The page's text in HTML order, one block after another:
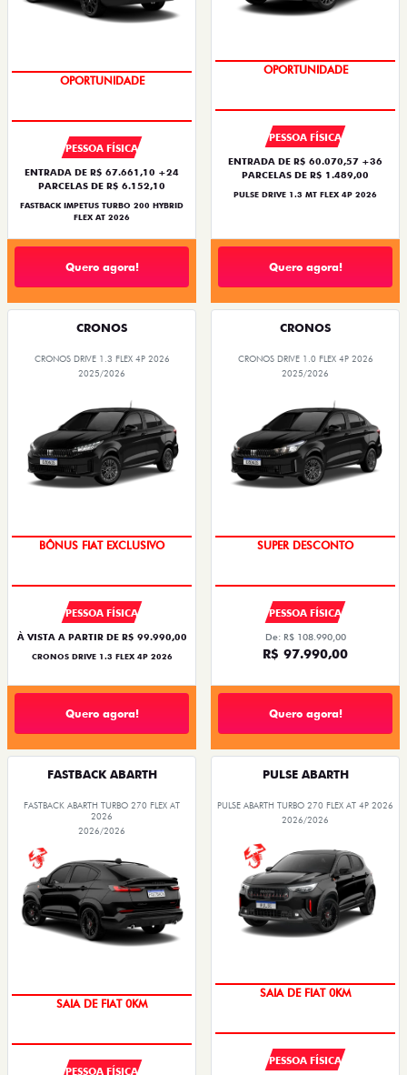
PREÇO IMPERDÍVEL
PESSOA FÍSICA
ENTRADA DE R$ 67.661,10 +24
PARCELAS DE R$ 6.152,10
FASTBACK IMPETUS TURBO 200 HYBRID
FLEX AT 2026
Quero agora!
NOVA VERSÃO
PESSOA FÍSICA
ENTRADA DE R$ 60.070,57 +36
PARCELAS DE R$ 1.489,00
PULSE DRIVE 1.3 MT FLEX 4P 2026
Quero agora!
CRONOS
CRONOS DRIVE 1.3 FLEX 4P 2026
2025/2026
SUPER DESCONTO
PESSOA FÍSICA
À VISTA A PARTIR DE R$ 99.990,00
CRONOS DRIVE 1.3 FLEX 4P 2026
Quero agora!
CRONOS
CRONOS DRIVE 1.0 FLEX 4P 2026
2025/2026
TAXA ZERO
PESSOA FÍSICA
De: R$ 108.990,00
R$ 97.990,00
Quero agora!
FASTBACK ABARTH
FASTBACK ABARTH TURBO 270 FLEX AT
2026
2026/2026
PREÇO IMPERDÍVEL
PESSOA FÍSICA
PULSE ABARTH
PULSE ABARTH TURBO 270 FLEX AT 4P 2026
2026/2026
OPORTUNIDADE
PESSOA FÍSICA